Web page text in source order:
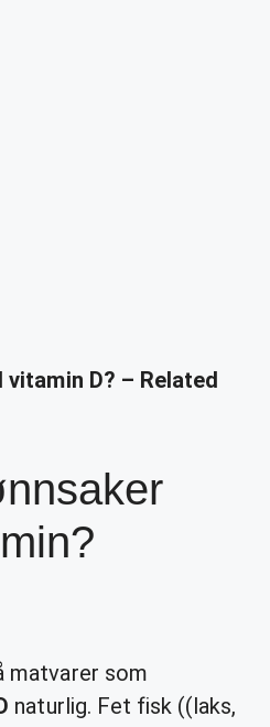
vitamin D? – Related
som
naturlig. Fet fisk ((laks,